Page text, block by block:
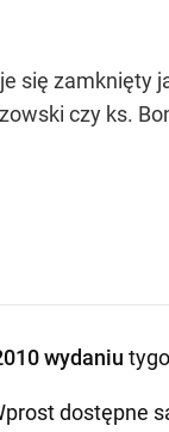
się
czy ks.
wydaniu
dostępne